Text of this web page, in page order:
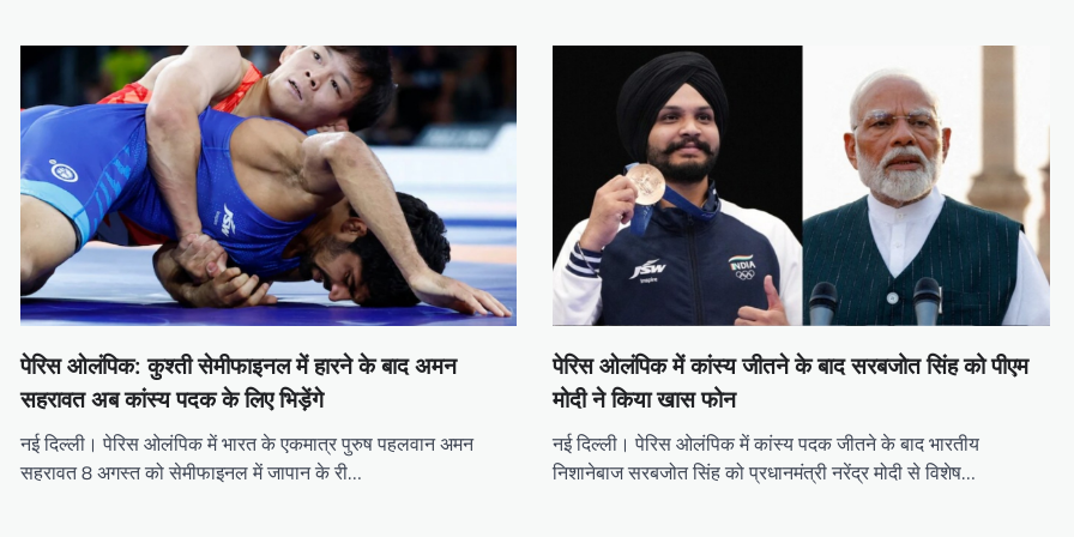
पेरिस ओलंपिक: कुश्ती सेमीफाइनल में हारने के बाद अमन
सहरावत अब कांस्य पदक के लिए भिड़ेंगे
नई दिल्ली। पेरिस ओलंपिक में भारत के एकमात्र पुरुष पहलवान अमन
सहरावत 8 अगस्त को सेमीफाइनल में जापान के री…
पेरिस ओलंपिक में कांस्य जीतने के बाद सरबजोत सिंह को पीएम
मोदी ने किया खास फोन
नई दिल्ली। पेरिस ओलंपिक में कांस्य पदक जीतने के बाद भारतीय
निशानेबाज सरबजोत सिंह को प्रधानमंत्री नरेंद्र मोदी से विशेष…